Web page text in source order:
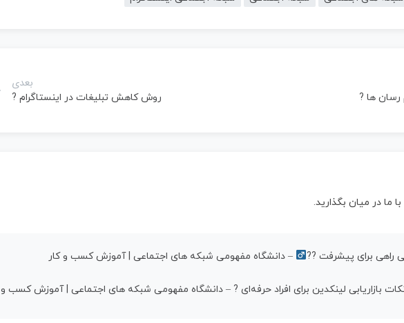
رسان ها ?
بعدی
روش کاهش تبلیغات در اینستاگرام ?
ما در میان بگذارید.
راهی برای پیشرفت ??‍ – دانشگاه مفهومی شبکه های اجتماعی | آموزش کسب و کار
نکات بازاریابی لینکدین برای افراد حرفه‌ای ? – دانشگاه مفهومی شبکه های اجتماعی | آموزش کسب و